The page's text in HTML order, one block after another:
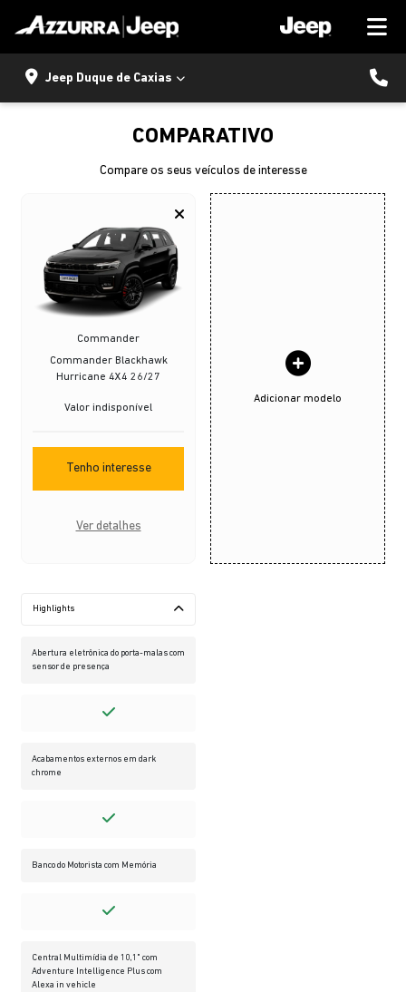
Jeep Duque de Caxias
COMPARATIVO
Compare os seus veículos de interesse
Commander
Commander Blackhawk
Hurricane 4X4 26/27
Valor indisponível
Tenho interesse
Ver detalhes
Adicionar modelo
Highlights
Abertura eletrônica do porta-malas com
sensor de presença
Acabamentos externos em dark
chrome
Banco do Motorista com Memória
Central Multimídia de 10,1" com
Adventure Intelligence Plus com
Alexa in vehicle